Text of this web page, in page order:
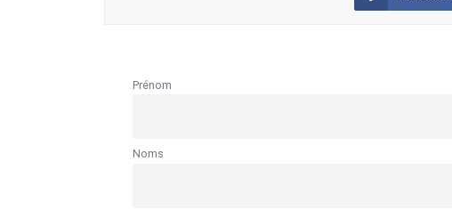
Prénom
Noms